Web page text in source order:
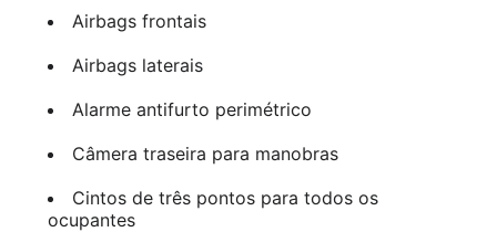
Airbags frontais
Airbags laterais
Alarme antifurto perimétrico
Câmera traseira para manobras
Cintos de três pontos para todos os
ocupantes